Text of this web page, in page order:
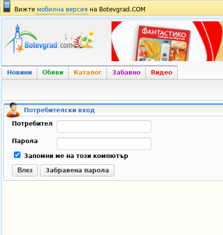
Вижте мобилна версия на Botevgrad.COM
Новини Обяви Каталог Забавно Видео
Потребителски вход
Потребител
Парола
Запомни ме на този компютър
Влез Забравена парола